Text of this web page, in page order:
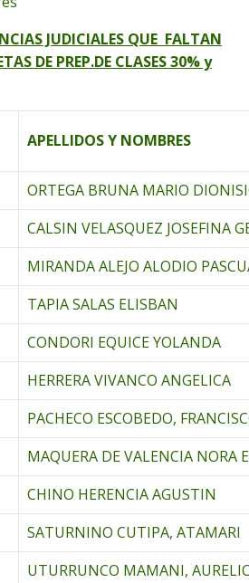
JUDICIALES QUE FALTAN
DE PREP.DE CLASES 30% y
APELLIDOS Y NOMBRES
ORTEGA BRUNA MARIO
CALSIN VELASQUEZ JOSEFINA
MIRANDA ALEJO ALODIO
TAPIA SALAS ELISBAN
CONDORI EQUICE YOLANDA
HERRERA VIVANCO ANGELICA
PACHECO ESCOBEDO,
MAQUERA DE VALENCIA NORA
CHINO HERENCIA AGUSTIN
SATURNINO CUTIPA, ATAMARI
UTURRUNCO MAMANI,